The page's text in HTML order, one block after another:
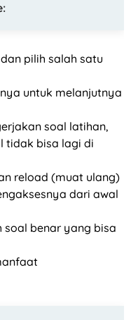
pilih salah satu
untuk melanjutnya
soal latihan,
tidak bisa lagi di
reload (muat ulang)
dari awal
benar yang bisa